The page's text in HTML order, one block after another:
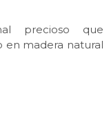
precioso que
en madera natural